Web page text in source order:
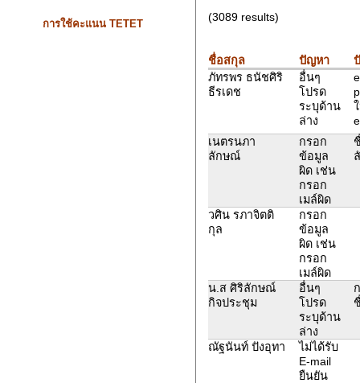
การใช้คะแนน TETET
(3089 results)
ชื่อสกุล ปัญหา
ภัทรพร ธนัชศิริ
ธีรเดช
อื่นๆ
โปรด
ระบุด้าน
ล่าง
เนตรนภา
ลักษณ์
กรอก
ข้อมูล
ผิด เช่น
กรอก
เมล์ผิด
วศิน รภาจิตติ
กุล
กรอก
ข้อมูล
ผิด เช่น
กรอก
เมล์ผิด
น.ส ศิริลักษณ์
กิจประชุม
อื่นๆ
โปรด
ระบุด้าน
ล่าง
ณัฐนันท์ ปังอุทา
ไม่ได้รับ
E-mail
ยืนยัน